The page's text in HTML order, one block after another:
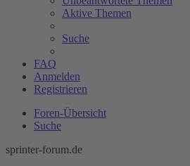
Aktive Themen
Suche
FAQ
Anmelden
Registrieren
Foren-Übersicht
Suche
sprinter-forum.de